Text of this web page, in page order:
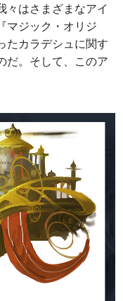
々はさまざまなアイ
マジック・オリジ
たカラデシュに関す
だ。そして、このア